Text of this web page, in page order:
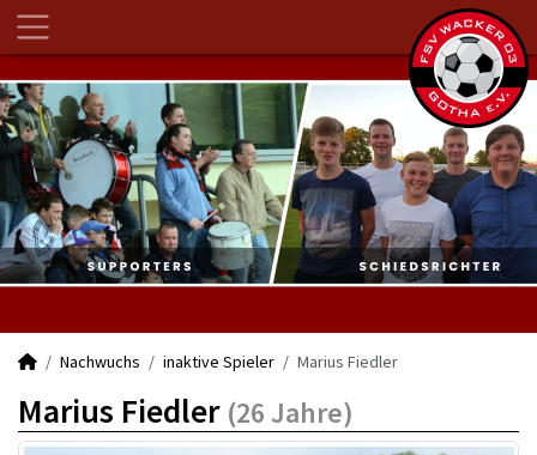
Nachwuchs inaktive Spieler Marius Fiedler
Marius Fiedler (26 Jahre)